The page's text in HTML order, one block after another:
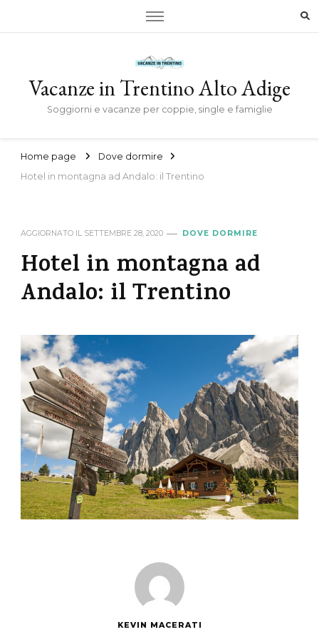
Vacanze in Trentino Alto Adige
Soggiorni e vacanze per coppie, single e famiglie
Home page
Dove dormire
Hotel in montagna ad Andalo: il Trentino
AGGIORNATO IL SETTEMBRE 28, 2020 DOVE DORMIRE
Hotel in montagna ad
Andalo: il Trentino
KEVIN MACERATI